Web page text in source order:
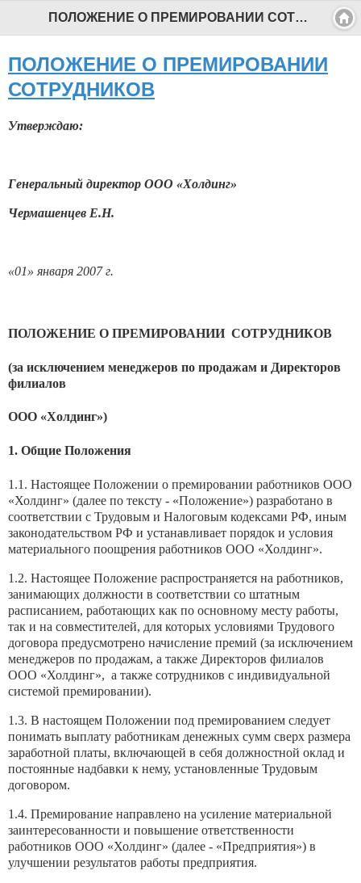
ПОЛОЖЕНИЕ О ПРЕМИРОВАНИИ СОТРУДНИКОВ - Профессиональный педагог
ПОЛОЖЕНИЕ О ПРЕМИРОВАНИИ
СОТРУДНИКОВ
Утверждаю:
Генеральный директор ООО «Холдинг»
Чермашенцев Е.Н.
«01» января 2007 г.
ПОЛОЖЕНИЕ О ПРЕМИРОВАНИИ СОТРУДНИКОВ
(за исключением менеджеров по продажам и Директоров
филиалов
ООО «Холдинг»)
1. Общие Положения
1.1. Настоящее Положении о премировании работников ООО
«Холдинг» (далее по тексту - «Положение») разработано в
соответствии с Трудовым и Налоговым кодексами РФ, иным
законодательством РФ и устанавливает порядок и условия
материального поощрения работников ООО «Холдинг».
1.2. Настоящее Положение распространяется на работников,
занимающих должности в соответствии со штатным
расписанием, работающих как по основному месту работы,
так и на совместителей, для которых условиями Трудового
договора предусмотрено начисление премий (за исключением
менеджеров по продажам, а также Директоров филиалов
ООО «Холдинг», а также сотрудников с индивидуальной
системой премировании).
1.3. В настоящем Положении под премированием следует
понимать выплату работникам денежных сумм сверх размера
заработной платы, включающей в себя должностной оклад и
постоянные надбавки к нему, установленные Трудовым
договором.
1.4. Премирование направлено на усиление материальной
заинтересованности и повышение ответственности
работников ООО «Холдинг» (далее - «Предприятия») в
улучшении результатов работы предприятия.